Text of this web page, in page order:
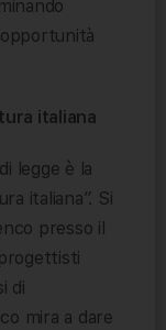
italiana
legge è la
italiana”. Si
presso il
di
mira a dare